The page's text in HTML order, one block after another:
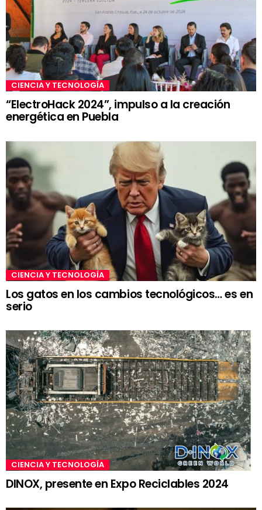
CIENCIA Y TECNOLOGÍA
“ElectroHack 2024”, impulso a la creación
energética en Puebla
CIENCIA Y TECNOLOGÍA
Los gatos en los cambios tecnológicos… es en
serio
CIENCIA Y TECNOLOGÍA
DINOX, presente en Expo Reciclables 2024